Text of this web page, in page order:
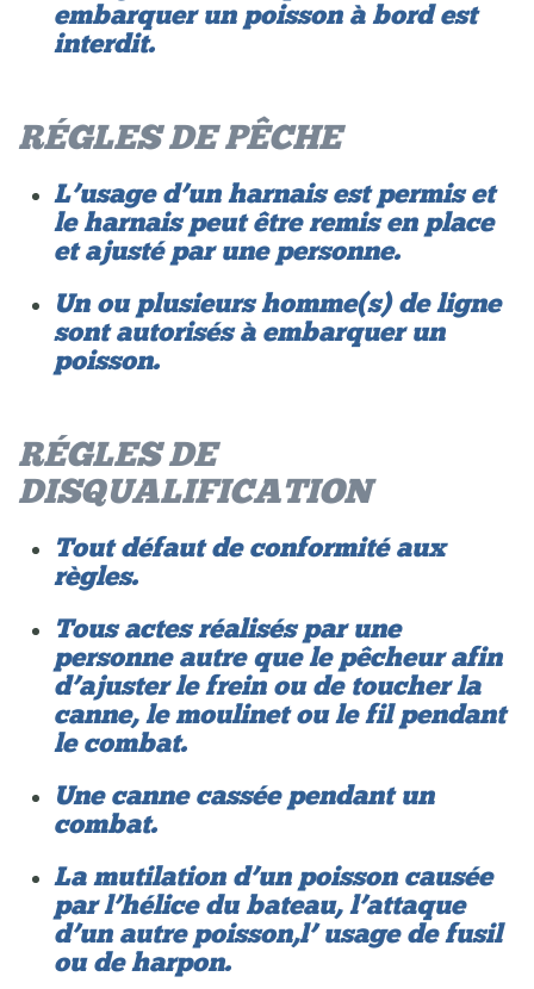
embarquer un poisson à bord est
interdit.
RÉGLES DE PÊCHE
L’usage d’un harnais est permis et
le harnais peut être remis en place
et ajusté par une personne.
Un ou plusieurs homme(s) de ligne
sont autorisés à embarquer un
poisson.
RÉGLES DE
DISQUALIFICATION
Tout défaut de conformité aux
règles.
Tous actes réalisés par une
personne autre que le pêcheur afin
d’ajuster le frein ou de toucher la
canne, le moulinet ou le fil pendant
le combat.
Une canne cassée pendant un
combat.
La mutilation d’un poisson causée
par l’hélice du bateau, l’attaque
d’un autre poisson,l’ usage de fusil
ou de harpon.